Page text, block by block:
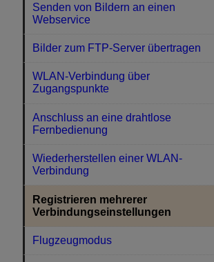
Senden von Bildern an einen
Webservice
Bilder zum FTP-Server übertragen
WLAN-Verbindung über
Zugangspunkte
Anschluss an eine drahtlose
Fernbedienung
Wiederherstellen einer WLAN-
Verbindung
Registrieren mehrerer
Verbindungseinstellungen
Flugzeugmodus